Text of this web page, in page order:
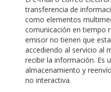
transferencia de
como elementos
comunicación en tiempo
emisor no tienen que
accediendo al servicio al
recibir la información. Es
almacenamiento y
no interactiva.